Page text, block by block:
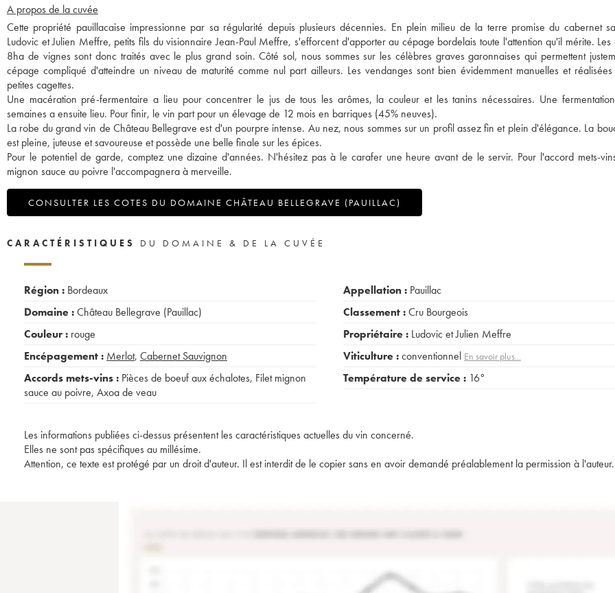
A propos de la cuvée
Cette propriété pauillacaise impressionne par sa régularité depuis plusieurs décennies. En plein milieu de la terre promise du cabernet
Ludovic et Julien Meffre, petits fils du visionnaire Jean-Paul Meffre, s'efforcent d'apporter au cépage bordelais toute l'attention qu'il mérite. Les
8ha de vignes sont donc traités avec le plus grand soin. Côté sol, nous sommes sur les célèbres graves garonnaises qui permettent
cépage compliqué d'atteindre un niveau de maturité comme nul part ailleurs. Les vendanges sont bien évidemment manuelles et
petites cagettes.
Une macération pré-fermentaire a lieu pour concentrer le jus de tous les arômes, la couleur et les tanins nécessaires. Une
semaines a ensuite lieu. Pour finir, le vin part pour un élevage de 12 mois en barriques (45% neuves).
La robe du grand vin de Château Bellegrave est d'un pourpre intense. Au nez, nous sommes sur un profil assez fin et plein d'élégance. La
est pleine, juteuse et savoureuse et possède une belle finale sur les épices.
Pour le potentiel de garde, comptez une dizaine d'années. N'hésitez pas à le carafer une heure avant de le servir. Pour l'accord mets-
mignon sauce au poivre l'accompagnera à merveille.
CONSULTER LES COTES DU DOMAINE CHÂTEAU BELLEGRAVE (PAUILLAC)
CARACTÉRISTIQUES DU DOMAINE & DE LA CUVÉE
Région : Bordeaux
Domaine :Château Bellegrave (Pauillac)
Couleur : rouge
Encépagement : Merlot, Cabernet Sauvignon
Accords mets-vins : Pièces de boeuf aux échalotes, Filet mignon
sauce au poivre, Axoa de veau
Appellation : Pauillac
Classement :Cru Bourgeois
Propriétaire : Ludovic et Julien Meffre
Viticulture :conventionnel En savoir plus...
Température de service : 16°
Les informations publiées ci-dessus présentent les caractéristiques actuelles du vin concerné.
Elles ne sont pas spécifiques au millésime.
Attention, ce texte est protégé par un droit d'auteur. Il est interdit de le copier sans en avoir demandé préalablement la permission à l'auteur.